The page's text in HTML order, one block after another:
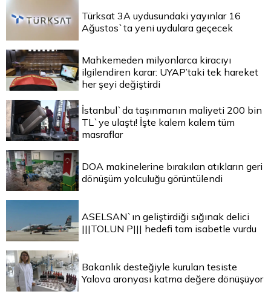
Türksat 3A uydusundaki yayınlar 16
Ağustos`ta yeni uydulara geçecek
Mahkemeden milyonlarca kiracıyı
ilgilendiren karar: UYAP’taki tek hareket
her şeyi değiştirdi
İstanbul`da taşınmanın maliyeti 200 bin
TL`ye ulaştı! İşte kalem kalem tüm
masraflar
DOA makinelerine bırakılan atıkların geri
dönüşüm yolculuğu görüntülendi
ASELSAN`ın geliştirdiği sığınak delici
|||TOLUN P||| hedefi tam isabetle vurdu
Bakanlık desteğiyle kurulan tesiste
Yalova aronyası katma değere dönüşüyor